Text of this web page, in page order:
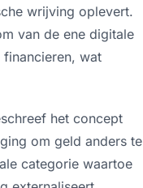
wrijving oplevert.
van de ene digitale
wat
het concept
om geld anders te
categorie waartoe